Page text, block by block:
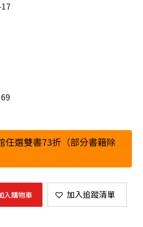
任選雙書73折（部分書籍除
入購物車 加入追蹤清單